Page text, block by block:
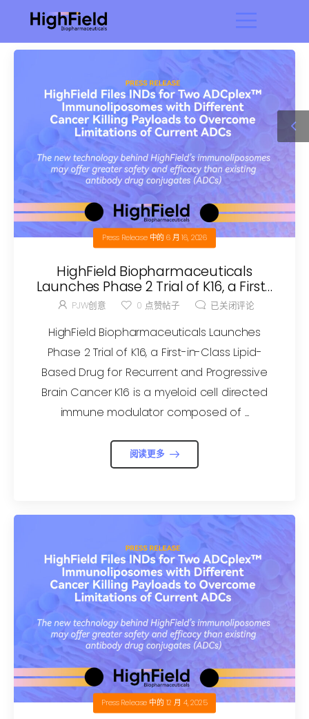
Press Release中的6 月 16, 2026
HighField Biopharmaceuticals
Launches Phase 2 Trial of K16, a First-
in-Class Lipid-Based Drug for
Cancer
PJW创意 0 点赞帖子 已关闭评论
HighField Biopharmaceuticals Launches
Phase 2 Trial of K16, a First-in-Class Lipid-
Based Drug for Recurrent and Progressive
Brain Cancer K16 is a myeloid cell directed
immune modulator composed of ...
阅读更多
Press Release 中的 12 月 4, 2025